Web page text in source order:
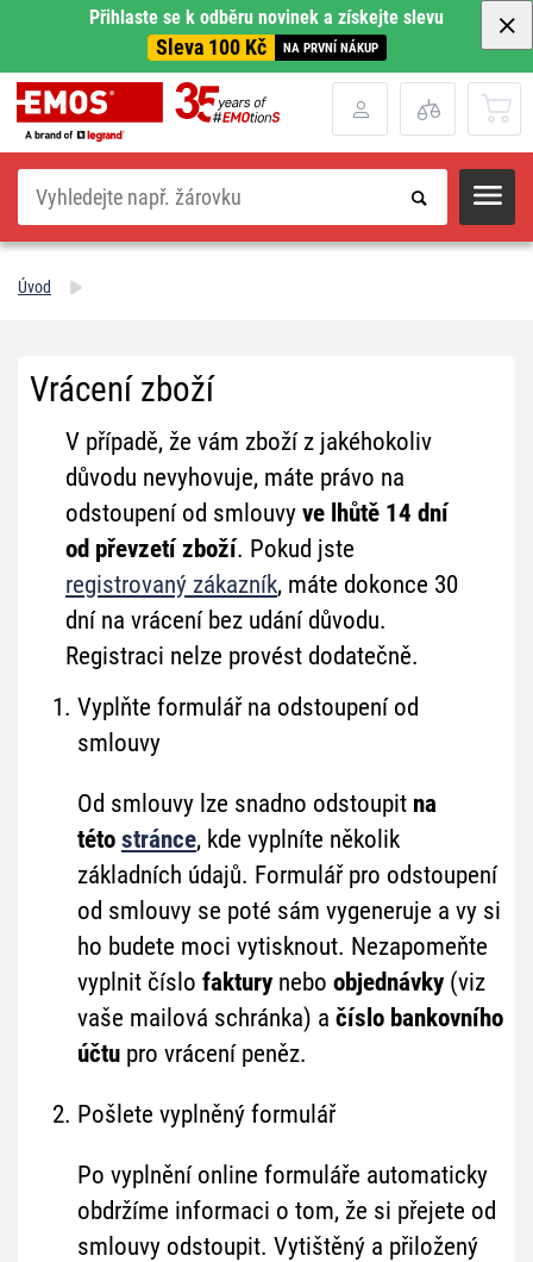
Přihlaste se k odběru novinek a získejte slevu
Sleva 100 Kč NA PRVNÍ NÁKUP
Hledat
Úvod
Vrácení zboží
V případě, že vám zboží z jakéhokoliv
důvodu nevyhovuje, máte právo na
odstoupení od smlouvy ve lhůtě 14 dní
od převzetí zboží. Pokud jste
registrovaný zákazník, máte dokonce 30
dní na vrácení bez udání důvodu.
Registraci nelze provést dodatečně.
Vyplňte formulář na odstoupení od
smlouvy
Od smlouvy lze snadno odstoupit na
této stránce, kde vyplníte několik
základních údajů. Formulář pro odstoupení
od smlouvy se poté sám vygeneruje a vy si
ho budete moci vytisknout. Nezapomeňte
vyplnit číslo faktury nebo objednávky (viz
vaše mailová schránka) a číslo bankovního
účtu pro vrácení peněz.
Pošlete vyplněný formulář
Po vyplnění online formuláře automaticky
obdržíme informaci o tom, že si přejete od
smlouvy odstoupit. Vytištěný a přiložený